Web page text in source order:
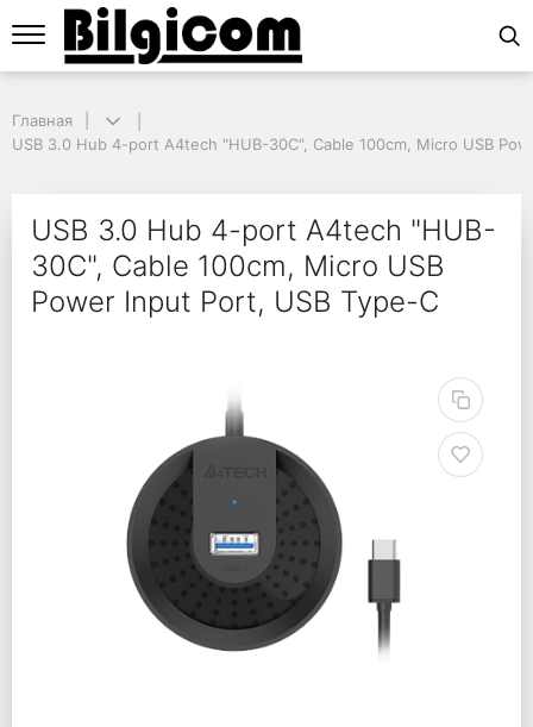
USB 3.0 Hub 4-port A4tech "HUB-30C", Cable 100cm, Micro USB
USB 3.0 Hub 4-port
Главная
USB 3.0 Hub 4-port A4tech "HUB-30C", Cable 100cm, Micro USB
USB 3.0 Hub 4-port A4tech "HUB-
30C", Cable 100cm, Micro USB
Power Input Port, USB Type-C